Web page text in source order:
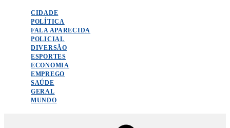
CIDADE
POLÍTICA
FALA APARECIDA
POLICIAL
DIVERSÃO
ESPORTES
ECONOMIA
EMPREGO
SAÚDE
GERAL
MUNDO